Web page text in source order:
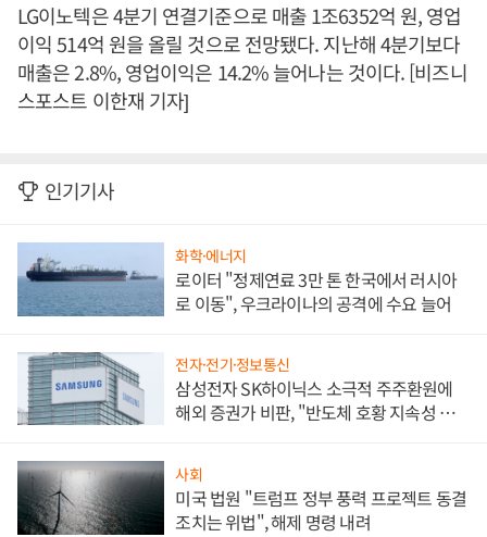
LG이노텍은 4분기 연결기준으로 매출 1조6352억 원, 영업
이익 514억 원을 올릴 것으로 전망됐다. 지난해 4분기보다
매출은 2.8%, 영업이익은 14.2% 늘어나는 것이다. [비즈니
스포스트 이한재 기자]
인기기사
화학·에너지
로이터 "정제연료 3만 톤 한국에서 러시아
로 이동", 우크라이나의 공격에 수요 늘어
전자·전기·정보통신
삼성전자 SK하이닉스 소극적 주주환원에
해외 증권가 비판, "반도체 호황 지속성 의
사회
미국 법원 "트럼프 정부 풍력 프로젝트 동결
조치는 위법", 해제 명령 내려